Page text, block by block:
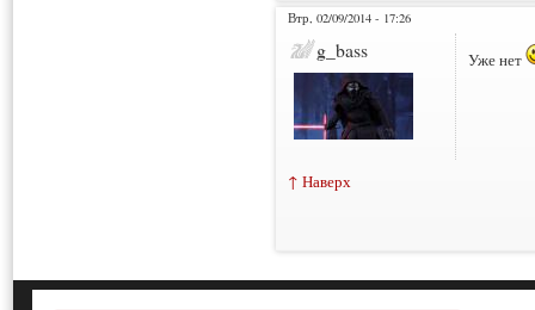
Втр, 02/09/2014 - 17:26
g_bass Уже нет
↑ Наверх